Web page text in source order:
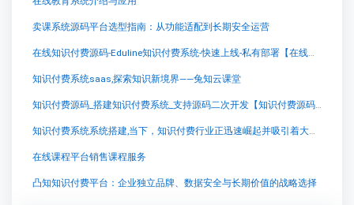
卖课系统源码平台选型指南：从功能适配到长期安全运营
在线知识付费源码-Eduline知识付费系统-快速上线-私有部署【在线知识付费源码-Eduline知识付费系统-快速上线-私有部署知识付费系统系统怎么制作，知识付费系统搭建使用教程】
知识付费系统saas,探索知识新境界——兔知云课堂
知识付费源码_搭建知识付费系统_支持源码二次开发【知识付费源码_搭建知识付费系统_支持源码二次开发知识付费系统系统怎么制作，知识付费系统搭建使用教程】
知识付费系统系统搭建,当下，知识付费行业正迅速崛起并吸引着大量的关注和参与者。然而，随之而来的是大量所谓的“知识网红”充斥其中，他们以各种营销手段将自己理解的“知识”包装得活色生香，但其真实性和可信度却常常令人质疑。
在线课程平台销售课程服务
凸知知识付费平台：企业独立品牌、数据安全与长期价值的战略选择